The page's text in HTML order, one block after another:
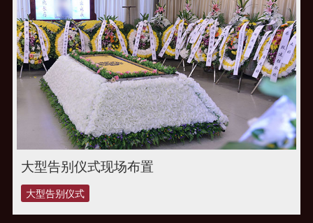
大型告别仪式现场布置
大型告别仪式